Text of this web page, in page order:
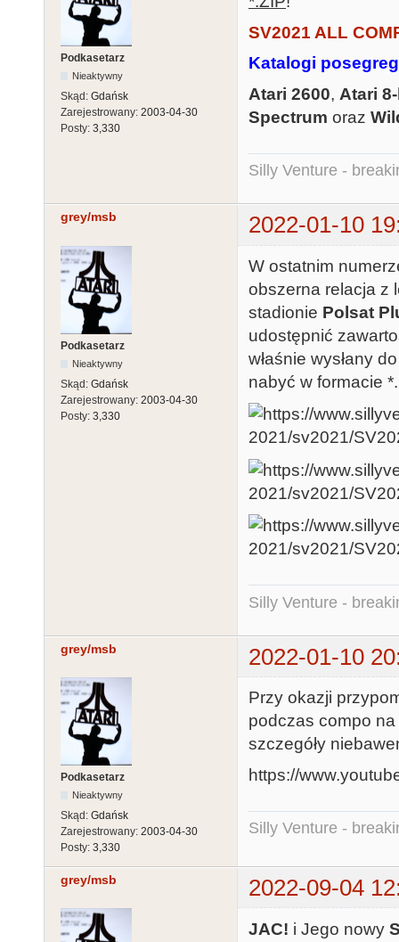
Podkasetarz
Nieaktywny
Skąd: Gdańsk
Zarejestrowany: 2003-04-30
Posty: 3,330
SV2021 ALL
Katalogi
Atari 2600, Atari
Spectrum oraz
Silly Venture -
grey/msb 2022-01-10
Podkasetarz
Nieaktywny
Skąd: Gdańsk
Zarejestrowany: 2003-04-30
Posty: 3,330
W ostatnim
obszerna relacja z
stadionie Polsat
udostępnić
właśnie wysłany
nabyć w formacie
Silly Venture -
grey/msb 2022-01-10
Podkasetarz
Nieaktywny
Skąd: Gdańsk
Zarejestrowany: 2003-04-30
Posty: 3,330
Przy okazji
podczas compo na
szczegóły
https://
Silly Venture -
grey/msb 2022-09-04
JAC! i Jego nowy